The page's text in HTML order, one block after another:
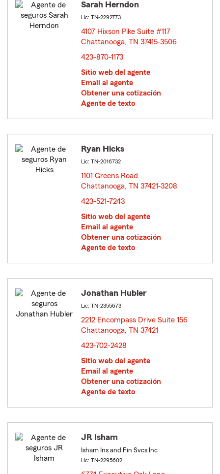
Sarah Herndon
Lic: TN-2292773
4107 Hixson Pike Suite #117
Chattanooga, TN 37415-3506
423-870-1173
Sitio web del agente
Email al agente
Obtener una cotización
Agente de texto
Ryan Hicks
Lic: TN-2016732
1101 Greens Road
Chattanooga, TN 37421-3208
423-521-7243
Sitio web del agente
Email al agente
Obtener una cotización
Agente de texto
Jonathan Hubler
Lic: TN-2355673
2212 Encompass Drive Suite 156
Chattanooga, TN 37421
423-702-2428
Sitio web del agente
Email al agente
Obtener una cotización
Agente de texto
JR Isham
Isham Ins and Fin Svcs Inc
Lic: TN-2295602